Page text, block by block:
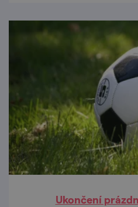
Ukončení